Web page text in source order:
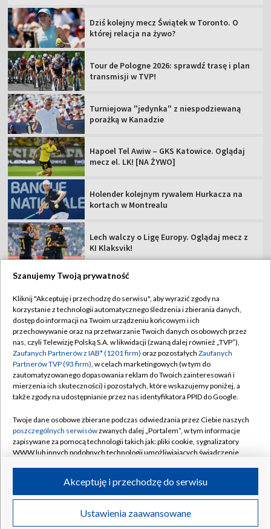
Transmisje Wideo
Dziś kolejny mecz Świątek w Toronto. O
której relacja na żywo?
Tour de Pologne 2026: sprawdź trasę i plan
transmisji w TVP!
Turniejowa "jedynka" z niespodziewaną
porażką w Kanadzie
Hapoel Tel Awiw – GKS Katowice. Oglądaj
mecz el. LK! [NA ŻYWO]
Holender kolejnym rywalem Hurkacza na
kortach w Montrealu
Lech walczy o Ligę Europy. Oglądaj mecz z
KI Klaksvik!
TVP
Abonament TVP
Sklep TVP
Biuro Reklamy
Oferta Handlowa
Emisja w TVP
Rada Programowa
Ogłoszenia przetargowe
Akademia Telewizyjna
Centrum informacji TVP
Regulamin TVP
Polityka prywatności
Moje zgody
Biuro reklamy
Kanały
©2026 Telewizja Polska Spółka Akcyjna w likwidacji
Szanujemy Twoją prywatność
Kliknij "Akceptuję i przechodzę do serwisu", aby wyrazić zgody na
korzystanie z technologii automatycznego śledzenia i zbierania danych,
dostęp do informacji na Twoim urządzeniu końcowym i ich
przechowywanie oraz na przetwarzanie Twoich danych osobowych przez
nas, czyli Telewizję Polską S.A. w likwidacji (zwaną dalej również „TVP”),
Zaufanych Partnerów z IAB* (1201 firm) oraz pozostałych Zaufanych
Partnerów TVP (93 firm), w celach marketingowych (w tym do
zautomatyzowanego dopasowania reklam do Twoich zainteresowań i
mierzenia ich skuteczności) i pozostałych, które wskazujemy poniżej, a
także zgody na udostępnianie przez nas identyfikatora PPID do Google.
Twoje dane osobowe zbierane podczas odwiedzania przez Ciebie naszych
poszczególnych serwisówzwanych dalej „Portalem”, w tym informacje
zapisywane za pomocą technologii takich jak: pliki cookie, sygnalizatory
WWW lub innych podobnych technologii umożliwiających świadczenie
ruchu w Internecie.
Twoje dane osobowe zbierane podczas odwiedzania przez Ciebie
poszczególnych serwisówna Portalu, takie jak adresy IP, identyfikatory
Ustawienia zaawansowane
Akceptuję i przechodzę do serwisu